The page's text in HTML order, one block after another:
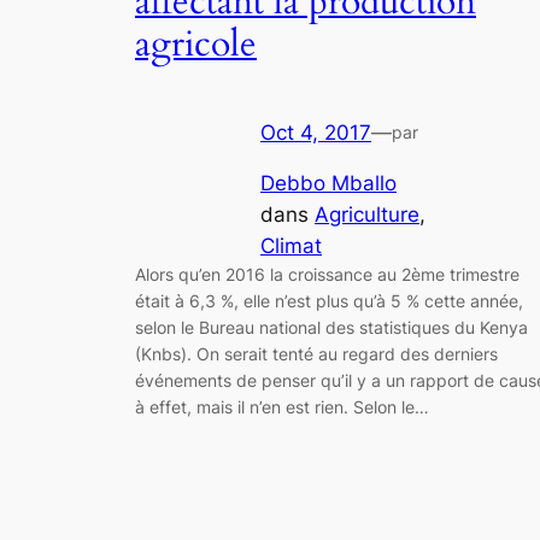
agricole
Oct 4, 2017—par
Debbo Mballo
dans Agriculture
Climat
Alors qu’en 2016 la croissance au 2ème trimestre
était à 6,3 %, elle n’est plus qu’à 5 % cette année,
selon le Bureau national des statistiques du Kenya
(Knbs). On serait tenté au regard des derniers
événements de penser qu’il y a un rapport de
à effet, mais il n’en est rien. Selon le…